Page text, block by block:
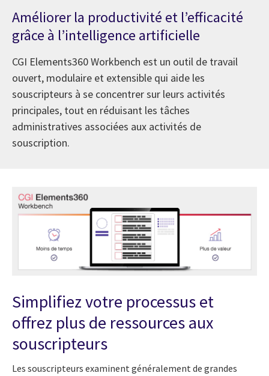
Améliorer la productivité et l’efficacité
grâce à l’intelligence artificielle
CGI Elements360 Workbench est un outil de travail
ouvert, modulaire et extensible qui aide les
souscripteurs à se concentrer sur leurs activités
principales, tout en réduisant les tâches
administratives associées aux activités de
souscription.
Simplifiez votre processus et
offrez plus de ressources aux
souscripteurs
Les souscripteurs examinent généralement de grandes